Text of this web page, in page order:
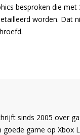
besproken die met
worden. Dat
sinds 2005 over
game op Xbox